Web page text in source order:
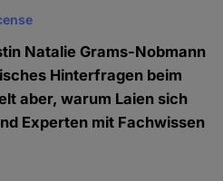
Natalie Grams-Nobmann
Hinterfragen beim
aber, warum Laien sich
Experten mit Fachwissen